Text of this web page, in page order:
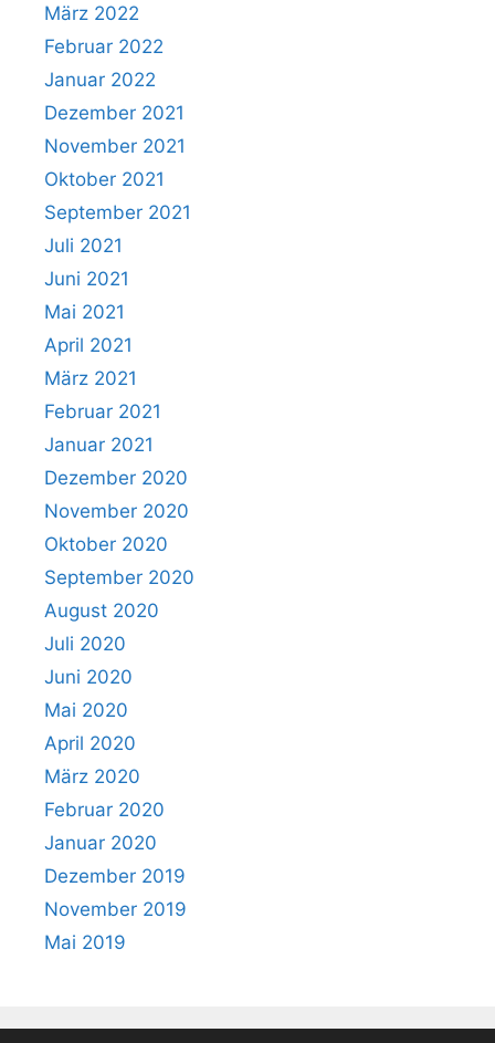
März 2022
Februar 2022
Januar 2022
Dezember 2021
November 2021
Oktober 2021
September 2021
Juli 2021
Juni 2021
Mai 2021
April 2021
März 2021
Februar 2021
Januar 2021
Dezember 2020
November 2020
Oktober 2020
September 2020
August 2020
Juli 2020
Juni 2020
Mai 2020
April 2020
März 2020
Februar 2020
Januar 2020
Dezember 2019
November 2019
Mai 2019